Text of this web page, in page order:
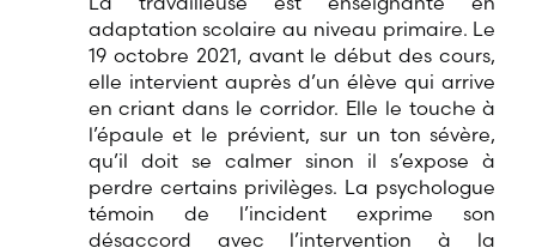
adaptation scolaire au niveau primaire. Le
19 octobre 2021, avant le début des cours,
elle intervient auprès d’un élève qui arrive
en criant dans le corridor. Elle le touche à
l’épaule et le prévient, sur un ton sévère,
qu’il doit se calmer sinon il s’expose à
perdre certains privilèges. La psychologue
témoin de l’incident exprime son
désaccord avec l’intervention à la